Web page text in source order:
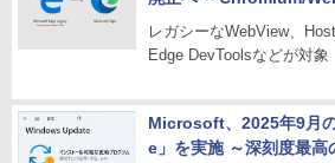
レガシーなWebView、
Edge DevToolsなどが対象
Microsoft、2025年9月
e」を実施 ～深刻度最高